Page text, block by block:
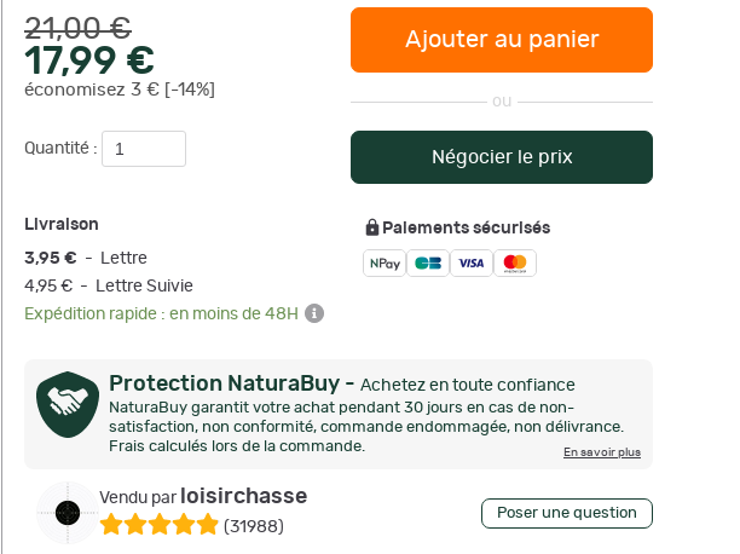
21,00 €
17,99 €
économisez 3 € [-14%]
Quantité :
Ajouter au panier
ou
Négocier le prix
Livraison
3,95 € - Lettre
4,95 € - Lettre Suivie
Expédition rapide : en moins de 48H
Paiements sécurisés
Protection NaturaBuy - Achetez en toute confiance
NaturaBuy garantit votre achat pendant 30 jours en cas de non-
satisfaction, non conformité, commande endommagée, non délivrance.
Frais calculés lors de la commande.
En savoir plus
Vendu par loisirchasse
(31988)
Poser une question